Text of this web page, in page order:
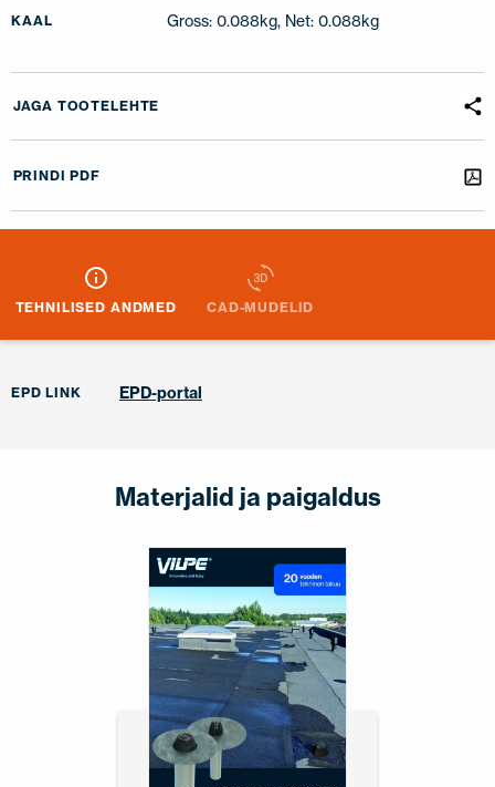
KAAL Gross: 0.088kg, Net: 0.088kg
JAGA TOOTELEHTE
PRINDI PDF
TEHNILISED ANDMED CAD-MUDELID
EPD LINK EPD-portal
Materjalid ja paigaldus